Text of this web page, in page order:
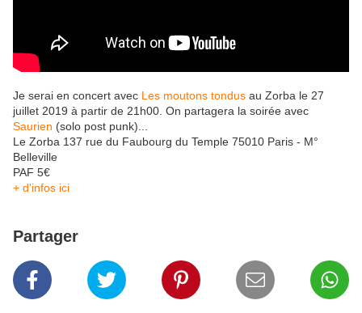
Je serai en concert avec Les moutons tondus au Zorba le 27
juillet 2019 à partir de 21h00. On partagera la soirée avec
Saurien (solo post punk)...
Le Zorba 137 rue du Faubourg du Temple 75010 Paris - M°
Belleville
PAF 5€
+ d'infos ici
Partager